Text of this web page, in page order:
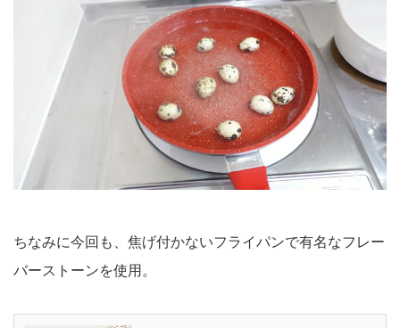
ちなみに今回も、焦げ付かないフライパンで有名なフレー
バーストーンを使用。